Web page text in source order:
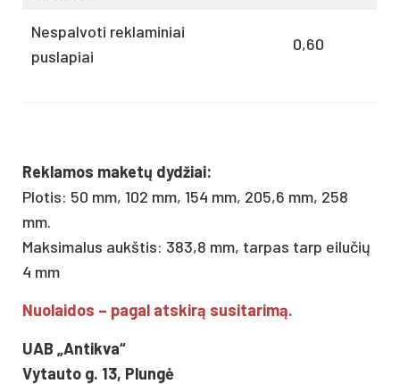
Nespalvoti reklaminiai
puslapiai
0,60
Reklamos maketų dydžiai:
Plotis: 50 mm, 102 mm, 154 mm, 205,6 mm, 258
mm.
Maksimalus aukštis: 383,8 mm, tarpas tarp eilučių
4 mm
Nuolaidos – pagal atskirą susitarimą.
UAB „Antikva“
Vytauto g. 13, Plungė